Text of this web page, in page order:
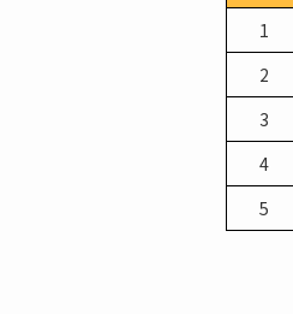
1
2
3
4
5